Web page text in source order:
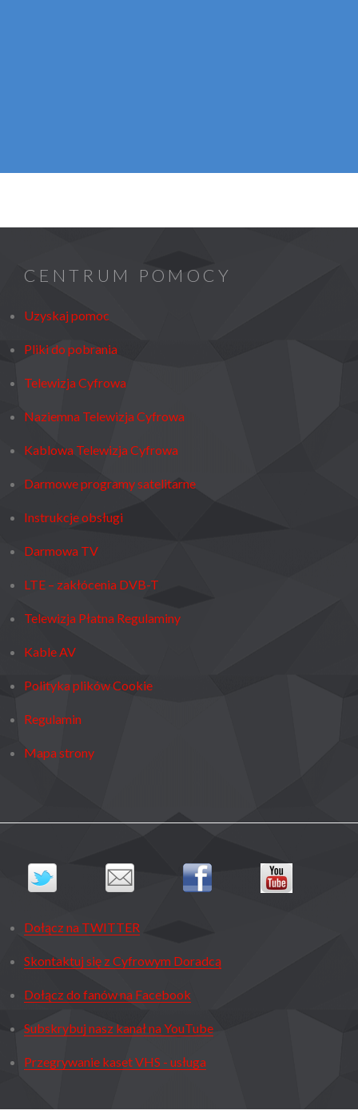
CENTRUM POMOCY
Uzyskaj pomoc
Pliki do pobrania
Telewizja Cyfrowa
Naziemna Telewizja Cyfrowa
Kablowa Telewizja Cyfrowa
Darmowe programy satelitarne
Instrukcje obsługi
Darmowa TV
LTE – zakłócenia DVB-T
Telewizja Płatna Regulaminy
Kable AV
Polityka plików Cookie
Regulamin
Mapa strony
Dołącz na TWITTER
Skontaktuj się z Cyfrowym Doradcą
Dołącz do fanów na Facebook
Subskrybuj nasz kanał na YouTube
Przegrywanie kaset VHS - usługa